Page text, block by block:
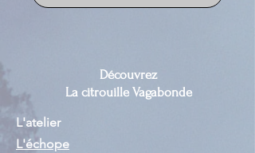
Découvrez
La citrouille Vagabonde
L'atelier
L'échope